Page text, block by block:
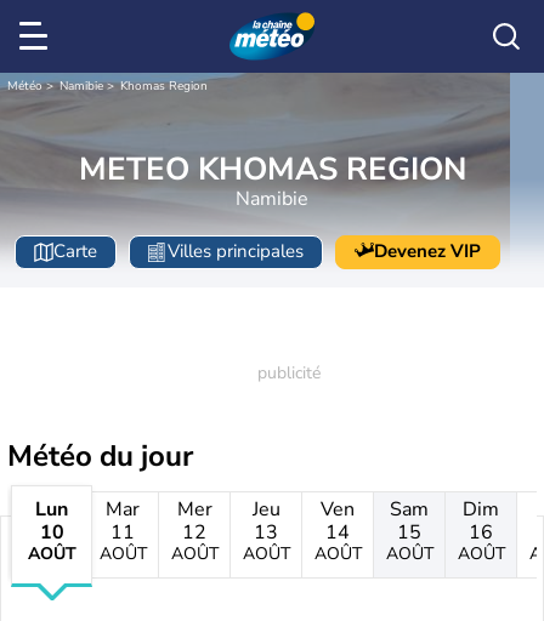
Météo Namibie Khomas Region
METEO KHOMAS REGION
Namibie
Carte Villes principales Devenez VIP
Météo du jour
Lun
10
AOÛT
Mar
11
AOÛT
Mer
12
AOÛT
Jeu
13
AOÛT
Ven
14
AOÛT
Sam
15
AOÛT
Dim
16
AOÛT